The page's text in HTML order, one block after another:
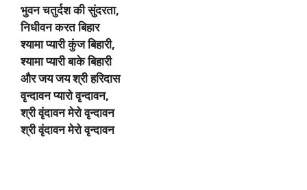
भुवन चतुर्दश की सुंदरता,
निधीवन करत बिहार
श्यामा प्यारी कुंज बिहारी,
श्यामा प्यारी बाके बिहारी
और जय जय श्री हरिदास
वृन्दावन प्यारो वृन्दावन,
श्री वृंदावन मेरो वृन्दावन
श्री वृंदावन मेरो वृन्दावन